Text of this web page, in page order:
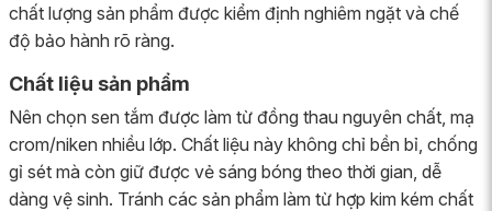
chất lượng sản phẩm được kiểm định nghiêm ngặt và chế
độ bảo hành rõ ràng.
Chất liệu sản phẩm
Nên chọn sen tắm được làm từ đồng thau nguyên chất, mạ
crom/niken nhiều lớp. Chất liệu này không chỉ bền bỉ, chống
gỉ sét mà còn giữ được vẻ sáng bóng theo thời gian, dễ
dàng vệ sinh. Tránh các sản phẩm làm từ hợp kim kém chất